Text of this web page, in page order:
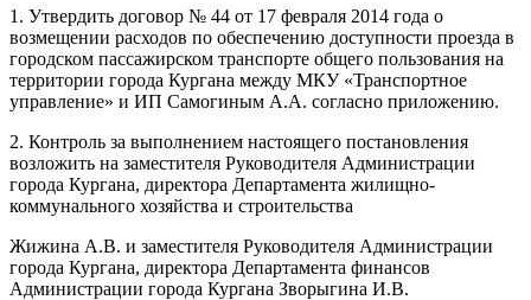
1. Утвердить договор № 44 от 17 февраля 2014 года о
возмещении расходов по обеспечению доступности проезда в
городском пассажирском транспорте общего пользования на
территории города Кургана между МКУ «Транспортное
управление» и ИП Самогиным А.А. согласно приложению.
2. Контроль за выполнением настоящего постановления
возложить на заместителя Руководителя Администрации
города Кургана, директора Департамента жилищно-
коммунального хозяйства и строительства
Жижина А.В. и заместителя Руководителя Администрации
города Кургана, директора Департамента финансов
Администрации города Кургана Зворыгина И.В.